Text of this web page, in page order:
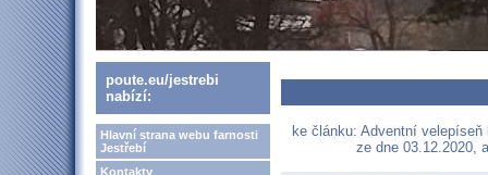
poute.eu/jestrebi
nabízí:
Hlavní strana webu farnosti
Jestřebí
Kontakty
ke článku: Adventní
ze dne 03.12.2020,